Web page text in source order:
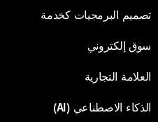
تصميم البرمجيات كخدمة
تصميم البرمجيات كخدمة
سوق إلكتروني
سوق إلكتروني
العلامة التجارية
العلامة التجارية
الذكاء الاصطناعي (AI)